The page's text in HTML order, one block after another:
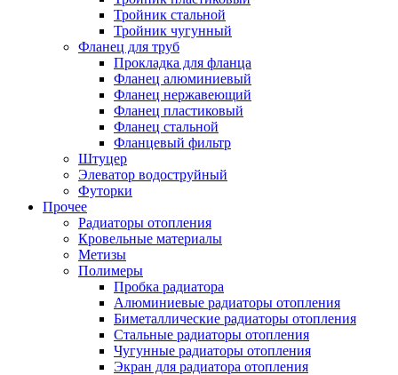
Тройник стальной
Тройник чугунный
Фланец для труб
Прокладка для фланца
Фланец алюминиевый
Фланец нержавеющий
Фланец пластиковый
Фланец стальной
Фланцевый фильтр
Штуцер
Элеватор водоструйный
Футорки
Прочее
Радиаторы отопления
Кровельные материалы
Метизы
Полимеры
Пробка радиатора
Алюминиевые радиаторы отопления
Биметаллические радиаторы отопления
Стальные радиаторы отопления
Чугунные радиаторы отопления
Экран для радиатора отопления